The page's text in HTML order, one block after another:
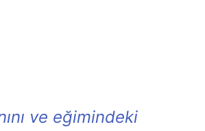
ve eğimindeki